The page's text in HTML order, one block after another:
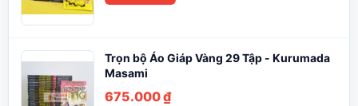
Trọn bộ Áo Giáp Vàng 29 Tập - Kurumada
Masami
675.000₫